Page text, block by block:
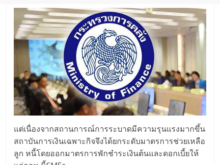
แต่เนื่องจากสถานการณ์การระบาดมีความรุนแรงมากขึ้น
สถาบันการเงินเฉพาะกิจจึงได้ยกระดับมาตรการช่วยเหลือ
ลูก หนี้โดยออกมาตรการพักชำระเงินต้นและดอกเบี้ยให้